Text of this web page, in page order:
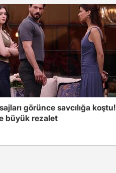
görünce savcılığa koştu!
büyük rezalet